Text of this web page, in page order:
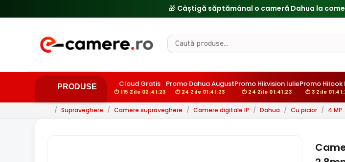
PRODUSE Cloud Gratis
⏱ 115 Zile 02:41:22
Promo Dahua August
⏱ 24 Zile 01:41:22
Promo Hikvision Iulie
⏱ 24 Zile 01:41:22
Promo Hilook
⏱ 3 Zile
/ Supraveghere / Camere supraveghere / Camere digitale IP / Dahua / Cu picior / 4 MP